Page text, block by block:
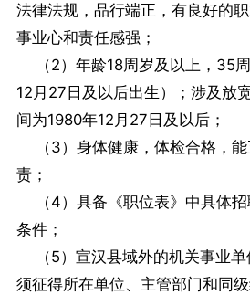
法律法规，品行端正，有良好的
事业心和责任感强；
（2）年龄18周岁及以上，35
12月27日及以后出生）；涉及放
间为1980年12月27日及以后；
（3）身体健康，体检合格，能
责；
（4）具备《职位表》中具体招
条件；
（5）宣汉县域外的机关事业单
须征得所在单位、主管部门和同